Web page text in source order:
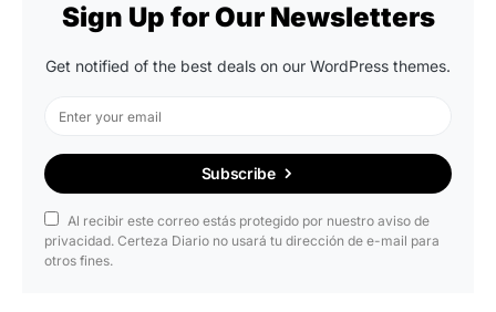
Sign Up for Our Newsletters
Get notified of the best deals on our WordPress themes.
Subscribe
Al recibir este correo estás protegido por nuestro aviso de
privacidad. Certeza Diario no usará tu dirección de e-mail para
otros fines.